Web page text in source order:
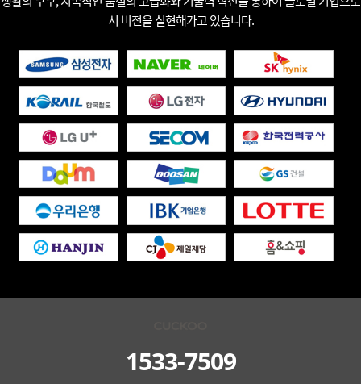
서 비전을 실현해가고 있습니다.
1533-7509